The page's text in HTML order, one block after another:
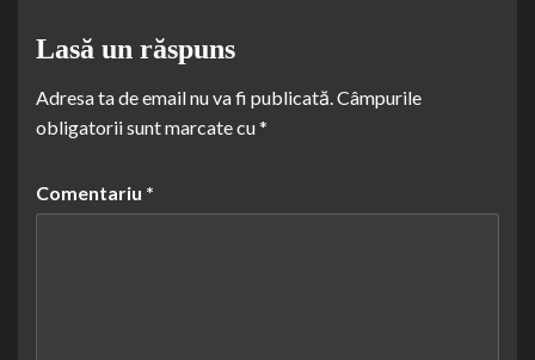
Lasă un răspuns
Adresa ta de email nu va fi publicată.Câmpurile
obligatorii sunt marcate cu*
Comentariu *